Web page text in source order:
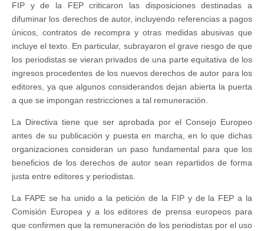
FIP y de la FEP criticaron las disposiciones destinadas a
difuminar los derechos de autor, incluyendo referencias a pagos
únicos, contratos de recompra y otras medidas abusivas que
incluye el texto. En particular, subrayaron el grave riesgo de que
los periodistas se vieran privados de una parte equitativa de los
ingresos procedentes de los nuevos derechos de autor para los
editores, ya que algunos considerandos dejan abierta la puerta
a que se impongan restricciones a tal remuneración.
La Directiva tiene que ser aprobada por el Consejo Europeo
antes de su publicación y puesta en marcha, en lo que dichas
organizaciones consideran un paso fundamental para que los
beneficios de los derechos de autor sean repartidos de forma
justa entre editores y periodistas.
La FAPE se ha unido a la petición de la FIP y de la FEP a la
Comisión Europea y a los editores de prensa europeos para
que confirmen que la remuneración de los periodistas por el uso